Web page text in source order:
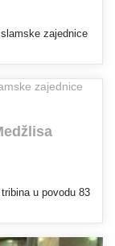
zajednice
u povodu 83